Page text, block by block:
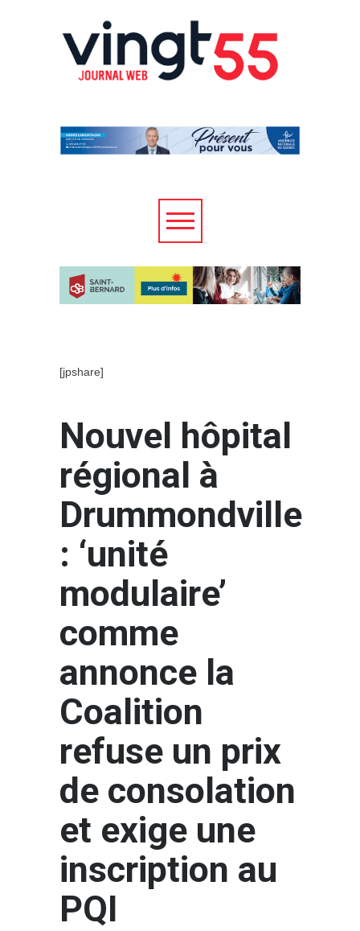
[jpshare]
Nouvel hôpital
régional à
Drummondville
: ‘unité
modulaire’
comme
annonce la
Coalition
refuse un prix
de consolation
et exige une
inscription au
PQI